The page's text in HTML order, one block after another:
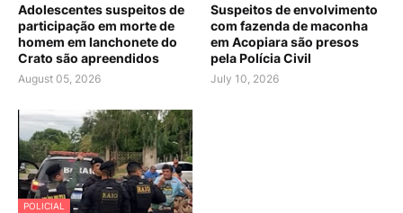
Adolescentes suspeitos de
participação em morte de
homem em lanchonete do
Crato são apreendidos
August 05, 2026
Suspeitos de envolvimento
com fazenda de maconha
em Acopiara são presos
pela Polícia Civil
July 10, 2026
POLICIAL